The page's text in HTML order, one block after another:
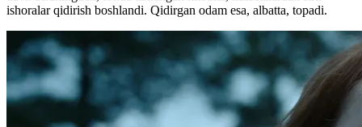
ishoralar qidirish boshlandi. Qidirgan odam esa, albatta, topadi.